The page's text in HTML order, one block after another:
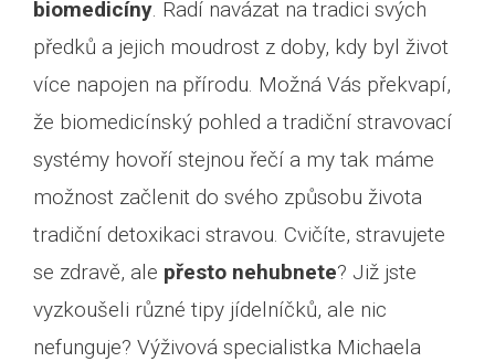
biomedicíny. Radí navázat na tradici svých
předků a jejich moudrost z doby, kdy byl život
více napojen na přírodu. Možná Vás překvapí,
že biomedicínský pohled a tradiční stravovací
systémy hovoří stejnou řečí a my tak máme
možnost začlenit do svého způsobu života
tradiční detoxikaci stravou. Cvičíte, stravujete
se zdravě, ale přesto nehubnete? Již jste
vyzkoušeli různé tipy jídelníčků, ale nic
nefunguje? Výživová specialistka Michaela